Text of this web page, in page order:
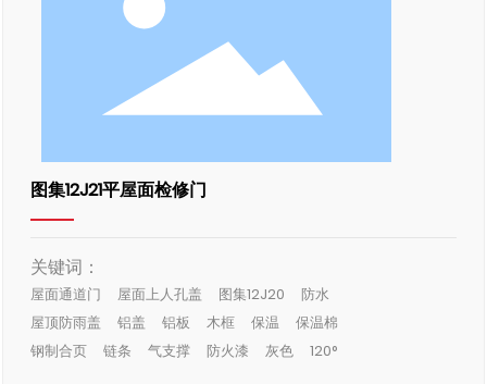
图集12J21平屋面检修门
关键词：
屋面通道门 屋面上人孔盖 图集12J20
防水
屋顶防雨盖
铝盖 铝板 木框 保温
保温棉
钢制合页
链条 气支撑 防火漆 灰色 120°